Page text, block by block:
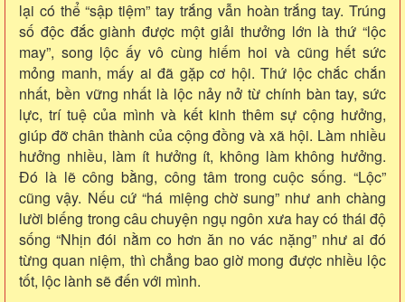
lại có thể “sập tiệm” tay trắng vẫn hoàn trắng tay. Trúng
số độc đắc giành được một giải thưởng lớn là thứ “lộc
may”, song lộc ấy vô cùng hiếm hoi và cũng hết sức
mỏng manh, mấy ai đã gặp cơ hội. Thứ lộc chắc chắn
nhất, bền vững nhất là lộc nảy nở từ chính bàn tay, sức
lực, trí tuệ của mình và kết kinh thêm sự cộng hưởng,
giúp đỡ chân thành của cộng đồng và xã hội. Làm nhiều
hưởng nhiều, làm ít hưởng ít, không làm không hưởng.
Đó là lẽ công bằng, công tâm trong cuộc sống. “Lộc”
cũng vậy. Nếu cứ “há miệng chờ sung” như anh chàng
lười biếng trong câu chuyện ngụ ngôn xưa hay có thái độ
sống “Nhịn đói nằm co hơn ăn no vác nặng” như ai đó
từng quan niệm, thì chẳng bao giờ mong được nhiều lộc
tốt, lộc lành sẽ đến với mình.